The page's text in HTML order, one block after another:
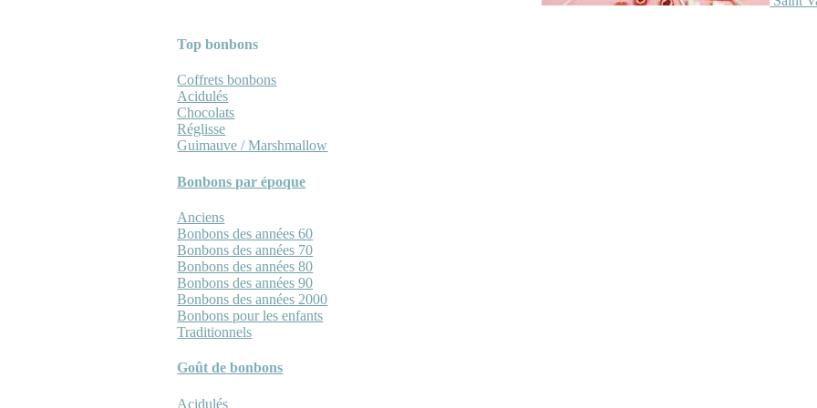
Top bonbons
Coffrets bonbons
Acidulés
Chocolats
Réglisse
Guimauve / Marshmallow
Bonbons par époque
Anciens
Bonbons des années 60
Bonbons des années 70
Bonbons des années 80
Bonbons des années 90
Bonbons des années 2000
Bonbons pour les enfants
Traditionnels
Goût de bonbons
Acidulés